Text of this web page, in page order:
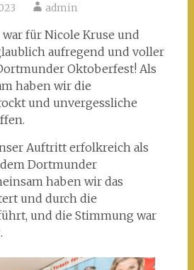
admin
war für Nicole Kruse und
aufregend und voller
Oktoberfest! Als
haben wir die
und unvergessliche
Auftritt erfolkreich als
Dortmunder
haben wir das
und durch die
und die Stimmung war